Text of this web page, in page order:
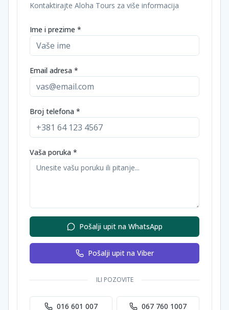
Kontaktirajte Aloha Tours za više informacija
Ime i prezime *
Email adresa *
Broj telefona *
Vaša poruka *
Pošalji upit na WhatsApp
Pošalji upit na Viber
ILI POZOVITE
016 601 007 067 760 1007